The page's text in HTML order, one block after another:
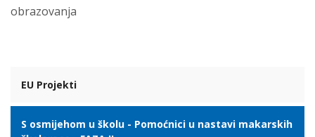
obrazovanja
EU Projekti
S osmijehom u školu - Pomoćnici u nastavi makarskih